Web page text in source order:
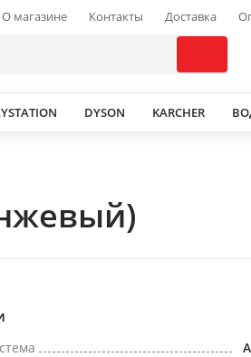
О магазине Контакты Доставка
DYSON KARCHER